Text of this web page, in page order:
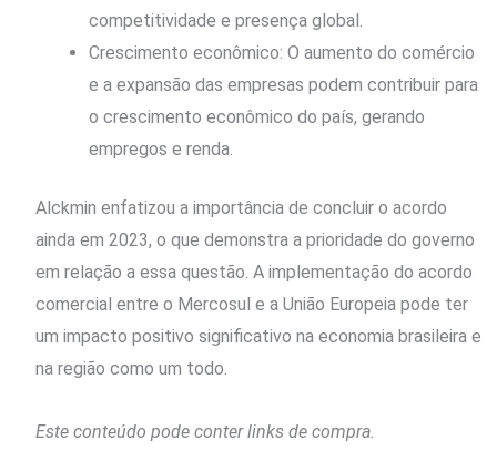
competitividade e presença global.
Crescimento econômico: O aumento do comércio
e a expansão das empresas podem contribuir para
o crescimento econômico do país, gerando
empregos e renda.
Alckmin enfatizou a importância de concluir o acordo
ainda em 2023, o que demonstra a prioridade do governo
em relação a essa questão. A implementação do acordo
comercial entre o Mercosul e a União Europeia pode ter
um impacto positivo significativo na economia brasileira e
na região como um todo.
Este conteúdo pode conter links de compra.